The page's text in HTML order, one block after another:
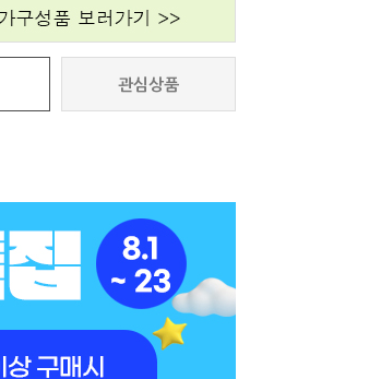
관심상품